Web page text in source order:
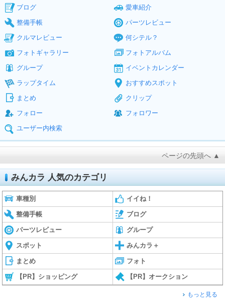
ブログ
愛車紹介
整備手帳
パーツレビュー
クルマレビュー
何シテル？
フォトギャラリー
フォトアルバム
グループ
イベントカレンダー
ラップタイム
おすすめスポット
まとめ
クリップ
フォロー
フォロワー
ユーザー内検索
ページの先頭へ ▲
みんカラ 人気のカテゴリ
車種別 イイね！
整備手帳 ブログ
パーツレビュー グループ
スポット みんカラ＋
まとめ フォト
【PR】ショッピング 【PR】オークション
もっと見る